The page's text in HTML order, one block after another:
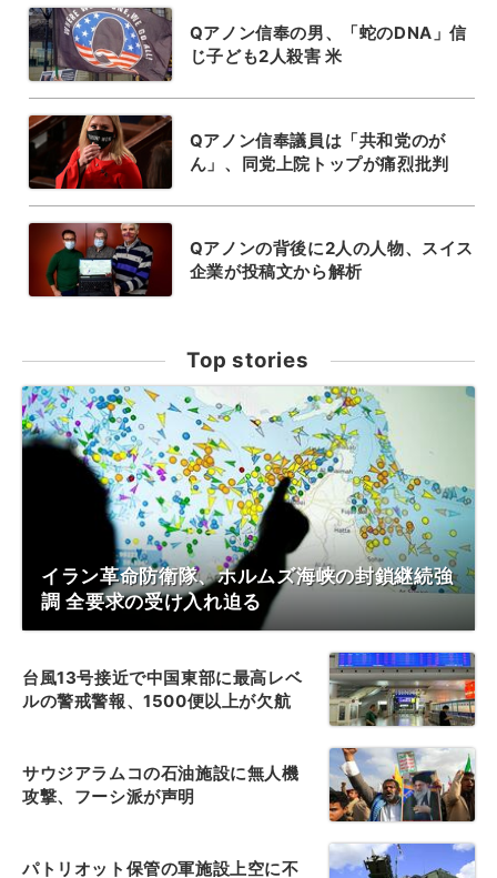
Qアノン信奉の男、「蛇のDNA」信
じ子ども2人殺害 米
Qアノン信奉議員は「共和党のが
ん」、同党上院トップが痛烈批判
Qアノンの背後に2人の人物、スイス
企業が投稿文から解析
Top stories
イラン革命防衛隊、ホルムズ海峡の封鎖継続強
調 全要求の受け入れ迫る
台風13号接近で中国東部に最高レベ
ルの警戒警報、1500便以上が欠航
サウジアラムコの石油施設に無人機
攻撃、フーシ派が声明
パトリオット保管の軍施設上空に不